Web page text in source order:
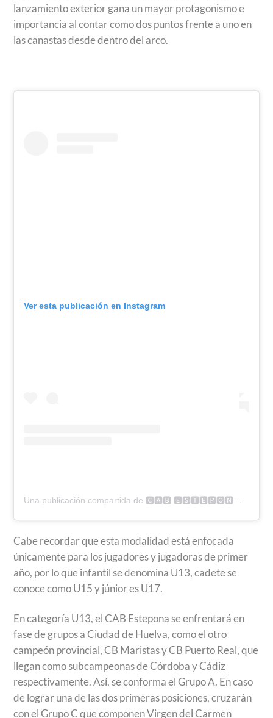
lanzamiento exterior gana un mayor protagonismo e
importancia al contar como dos puntos frente a uno en
las canastas desde dentro del arco.
Ver esta publicación en Instagram
Una publicación compartida de 🅲🅰🅱 🅴🆂🆃🅴🅿🅾🅽🅰 (@cabestepona)
Cabe recordar que esta modalidad está enfocada
únicamente para los jugadores y jugadoras de primer
año, por lo que infantil se denomina U13, cadete se
conoce como U15 y júnior es U17.
En categoría U13, el CAB Estepona se enfrentará en
fase de grupos a Ciudad de Huelva, como el otro
campeón provincial, CB Maristas y CB Puerto Real, que
llegan como subcampeonas de Córdoba y Cádiz
respectivamente. Así, se conforma el Grupo A. En caso
de lograr una de las dos primeras posiciones, cruzarán
con el Grupo C que componen Virgen del Carmen